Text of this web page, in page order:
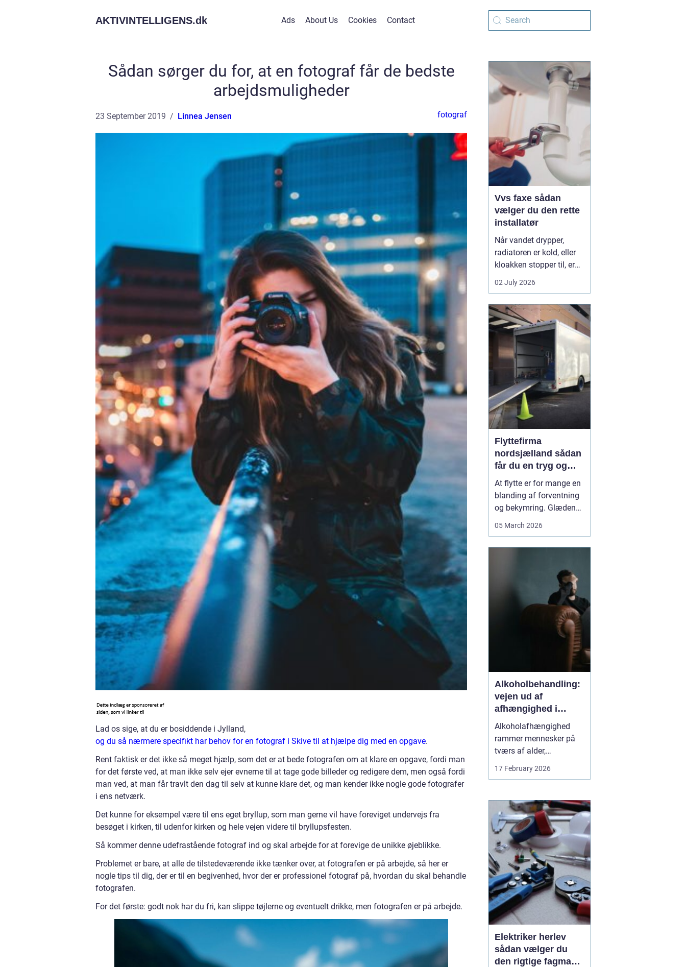
AKTIVINTELLIGENS.dk Ads About Us Cookies Contact
Sådan sørger du for, at en fotograf får de bedste
arbejdsmuligheder
23 September 2019 Linnea Jensen fotograf
Lad os sige, at du er bosiddende i Jylland,
og du så nærmere specifikt har behov for en fotograf i Skive til at hjælpe dig med en opgave.
Rent faktisk er det ikke så meget hjælp, som det er at bede fotografen om at klare en opgave, fordi man
for det første ved, at man ikke selv ejer evnerne til at tage gode billeder og redigere dem, men også fordi
man ved, at man får travlt den dag til selv at kunne klare det, og man kender ikke nogle gode fotografer
i ens netværk.
Det kunne for eksempel være til ens eget bryllup, som man gerne vil have foreviget undervejs fra
besøget i kirken, til udenfor kirken og hele vejen videre til bryllupsfesten.
Så kommer denne udefrastående fotograf ind og skal arbejde for at forevige de unikke øjeblikke.
Problemet er bare, at alle de tilstedeværende ikke tænker over, at fotografen er på arbejde, så her er
nogle tips til dig, der er til en begivenhed, hvor der er professionel fotograf på, hvordan du skal behandle
fotografen.
For det første: godt nok har du fri, kan slippe tøjlerne og eventuelt drikke, men fotografen er på arbejde.
Vvs faxe sådan
vælger du den rette
installatør
Når vandet drypper,
radiatoren er kold, eller
kloakken stopper til, er
en dygtig VVS-installatør
ikke bare rar at have det
Faxe-området findes der
flere firmaer, der kan
hjælpe, men kvalitet,
responstid og rådgivning
varierer m...
02 July 2026
Flyttefirma
nordsjælland sådan
får du en tryg og
effektiv flytning
At flytte er for mange en
blanding af forventning
og bekymring. Glæden
ved et nyt hjem bliver
logistik, der skal gå op.
Flyttefirma Nordsjæ...
05 March 2026
Alkoholbehandling:
vejen ud af
afhængighed i
trygge rammer
Alkoholafhængighed
rammer mennesker på
tværs af alder,
uddannelse og
baggrund. For mange
Et glas for at falde ned
efter arbejde, lidt ekstra i
weekenden, og pludselig
er alkoholen blevet en
nødve...
17 February 2026
Elektriker herlev
sådan vælger du
den rigtige fagmand